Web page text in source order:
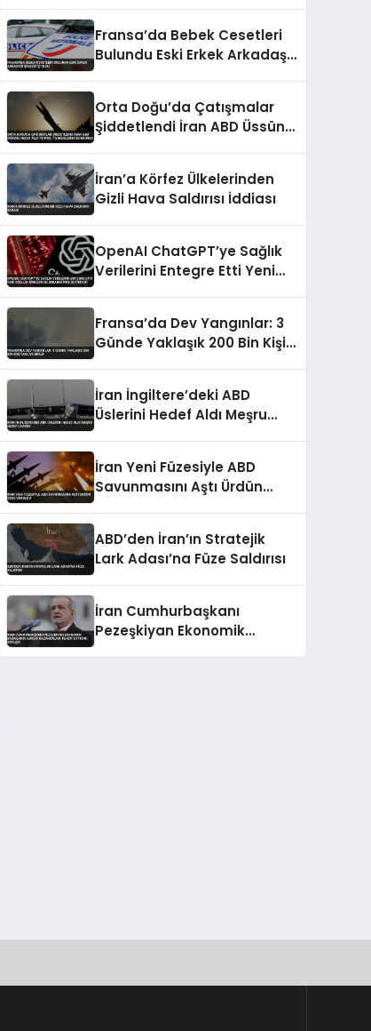
Fransa’da Bebek Cesetleri
Bulundu Eski Erkek Arkadaşı
Orta Doğu’da Çatışmalar
Şiddetlendi İran ABD Üssünü
İran’a Körfez Ülkelerinden
Gizli Hava Saldırısı İddiası
OpenAI ChatGPT’ye Sağlık
Verilerini Entegre Etti Yeni
Fransa’da Dev Yangınlar: 3
Günde Yaklaşık 200 Bin Kişi
İran İngiltere’deki ABD
Üslerini Hedef Aldı Meşru
İran Yeni Füzesiyle ABD
Savunmasını Aştı Ürdün
ABD’den İran’ın Stratejik
Lark Adası’na Füze Saldırısı
İran Cumhurbaşkanı
Pezeşkiyan Ekonomik